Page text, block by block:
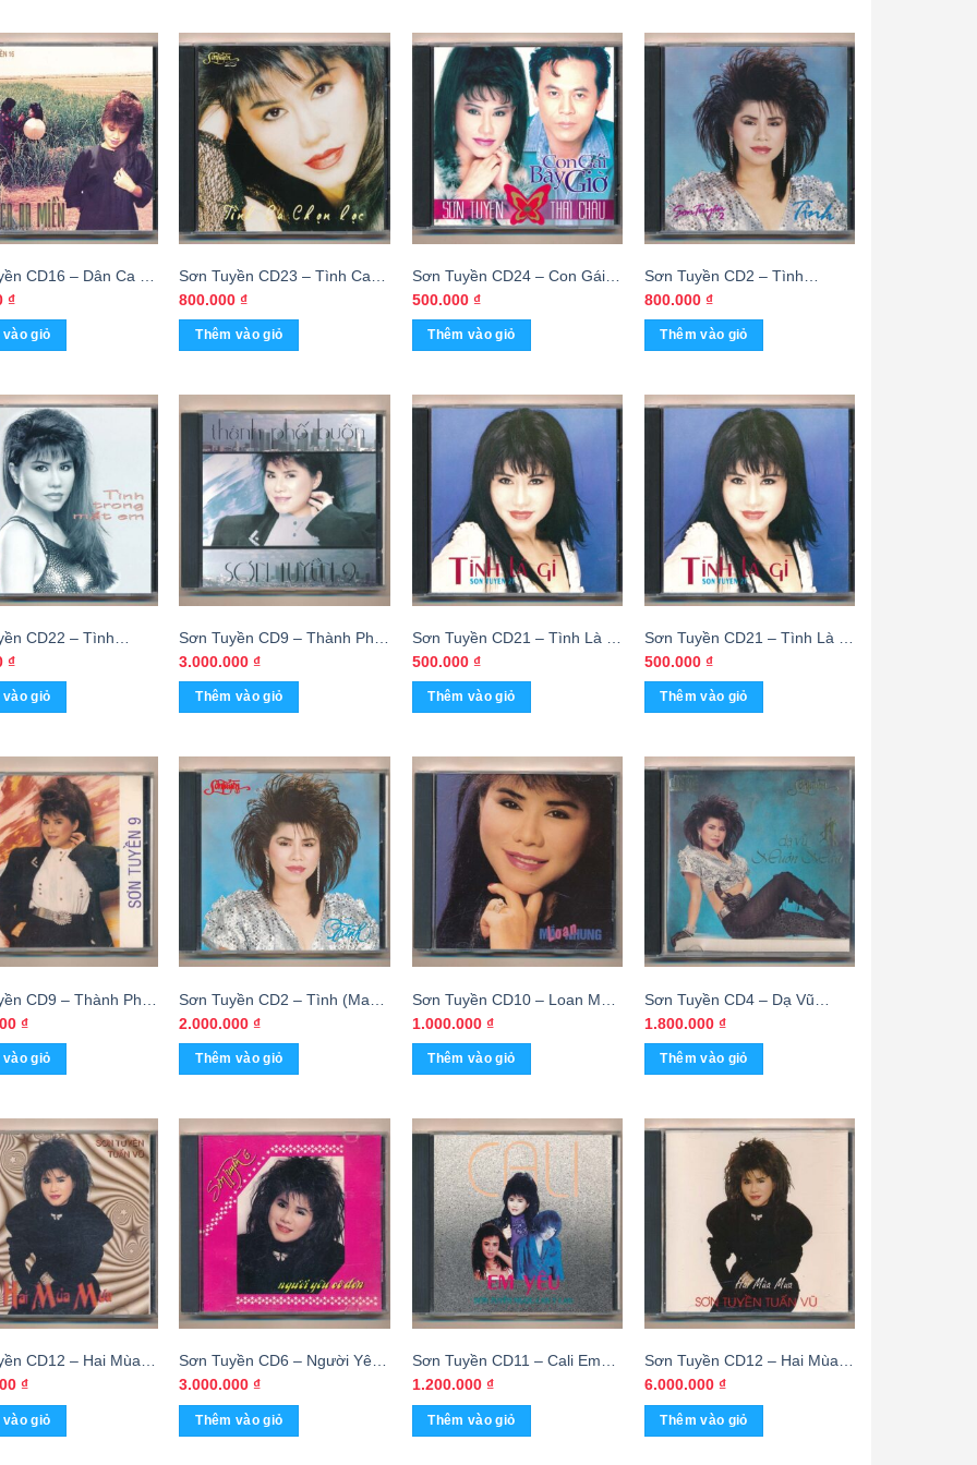
CD16 – Dân Ca 3
KGTUS
₫
vào giỏ
Sơn Tuyền CD23 – Tình Ca
Chọn Lọc (ADCA) KGTUS –
cái
800.000₫
Thêm vào giỏ
Sơn Tuyền CD24 – Con Gái
Bây Giờ – Sơn Tuyền – Thái
Châu (IFPI) KGTUS
500.000 ₫
Thêm vào giỏ
Sơn Tuyền CD2 – Tình
(Nimbus) KGTUS
800.000 ₫
Thêm vào giỏ
CD22 – Tình
Em (ADCA)
₫
vào giỏ
Sơn Tuyền CD9 – Thành Phố
Buồn (3G***) KGTUS
3.000.000₫
Thêm vào giỏ
Sơn Tuyền CD21 – Tình Là Gì
(Taiwan) KGTUS
500.000 ₫
Thêm vào giỏ
Sơn Tuyền CD21 – Tình Là Gì
(Nimnbus) KGTUS
500.000 ₫
Thêm vào giỏ
CD9 – Thành Phố
KGTUS
₫
vào giỏ
Sơn Tuyền CD2 – Tình (Made
By Distronic) KGTUS
2.000.000₫
Thêm vào giỏ
Sơn Tuyền CD10 – Loan Mắt
Nhung (Nimbus) KGTUS
1.000.000 ₫
Thêm vào giỏ
Sơn Tuyền CD4 – Dạ Vũ
Muôn Màu (3G, bìa F1)
KGTUS
1.800.000 ₫
Thêm vào giỏ
CD12 – Hai Mùa
Tuyền – Tuấn Vũ
Tái Bản) KGTUS
₫
vào giỏ
Sơn Tuyền CD6 – Người Yêu
Cô Đơn (Made By Distronic,
Bìa Hồng) KGTUS
3.000.000₫
Thêm vào giỏ
Sơn Tuyền CD11 – Cali Em
Yêu – Sơn Tuyền – Ngọc Lan
– Ý Lan (3 Góc) KGTUS
1.200.000 ₫
Thêm vào giỏ
Sơn Tuyền CD12 – Hai Mùa
Mưa – Sơn Tuyền – Tuấn Vũ
(3 Góc, F1) KGTUS
6.000.000 ₫
Thêm vào giỏ